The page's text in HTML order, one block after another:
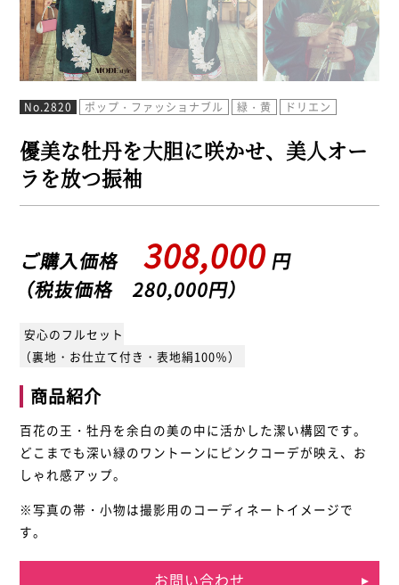
No.2820 ポップ・ファッショナブル 緑・黄 ドリエン
優美な牡丹を大胆に咲かせ、美人オー
ラを放つ振袖
ご購入価格308,000 円
（税抜価格 280,000円）
安心のフルセット
（裏地・お仕立て付き・表地絹100％）
商品紹介
百花の王・牡丹を余白の美の中に活かした潔い構図です。
どこまでも深い緑のワントーンにピンクコーデが映え、お
しゃれ感アップ。
※写真の帯・小物は撮影用のコーディネートイメージで
す。
お問い合わせ